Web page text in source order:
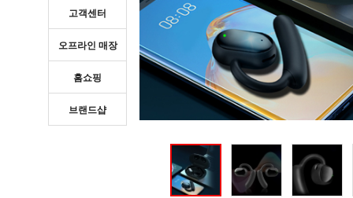
고객센터
오프라인 매장
홈쇼핑
브랜드샵